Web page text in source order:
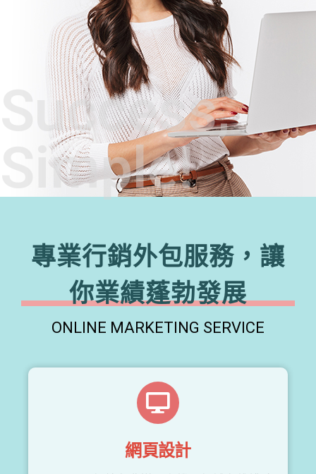
Success,
Simple!
專業行銷外包服務，讓
你業績蓬勃發展
ONLINE MARKETING SERVICE
網頁設計